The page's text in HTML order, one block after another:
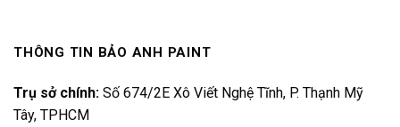
THÔNG TIN BẢO ANH PAINT
Trụ sở chính: Số 674/2E Xô Viết Nghệ Tĩnh, P. Thạnh Mỹ
Tây, TPHCM